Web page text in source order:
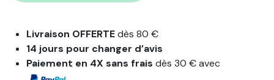
Livraison OFFERTEdès 80 €
14 jours pour changer d’avis
Paiement en 4X sans fraisdès 30 € avec